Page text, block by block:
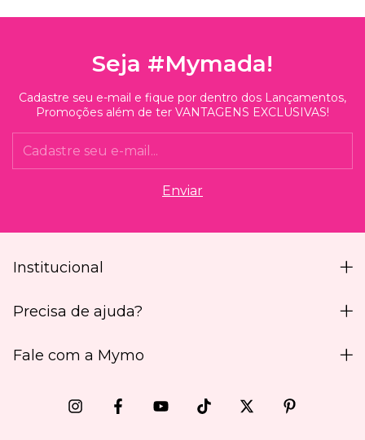
Seja #Mymada!
Cadastre seu e-mail e fique por dentro dos Lançamentos,
Promoções além de ter VANTAGENS EXCLUSIVAS!
Institucional
Precisa de ajuda?
Fale com a Mymo